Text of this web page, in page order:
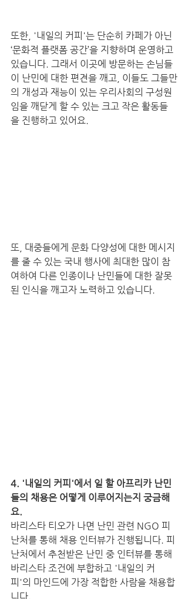
또한, '내일의 커피'는 단순히 카페가 아닌
‘문화적 플랫폼 공간’을 지향하며 운영하고
있습니다. 그래서 이곳에 방문하는 손님들
이 난민에 대한 편견을 깨고, 이들도 그들만
의 개성과 재능이 있는 우리사회의 구성원
임을 깨닫게 할 수 있는 크고 작은 활동들
을 진행하고 있어요.
또, 대중들에게 문화 다양성에 대한 메시지
를 줄 수 있는 국내 행사에 최대한 많이 참
여하여 다른 인종이나 난민들에 대한 잘못
된 인식을 깨고자 노력하고 있습니다.
4. '내일의 커피'에서 일 할 아프리카 난민
들의 채용은 어떻게 이루어지는지 궁금해
요.
바리스타 티오가 나면 난민 관련 NGO 피
난처를 통해 채용 인터뷰가 진행됩니다. 피
난처에서 추천받은 난민 중 인터뷰를 통해
바리스타 조건에 부합하고 '내일의 커
피'의 마인드에 가장 적합한 사람을 채용합
니다.